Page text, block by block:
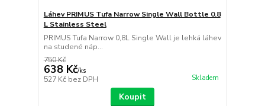
Láhev PRIMUS Tufa Narrow Single Wall Bottle 0.8
L Stainless Steel
PRIMUS Tufa Narrow 0,8L Single Wall je lehká láhev
na studené náp...
750 Kč
638 Kč/ks
527 Kč bez DPH Skladem
Koupit